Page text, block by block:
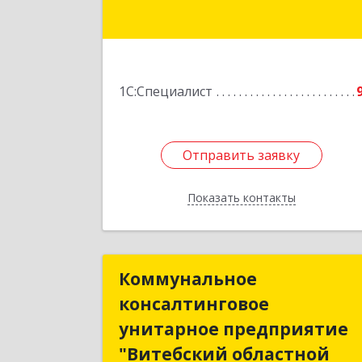
1С:Специалист
Отправить заявку
Показать контакты
Отправить заявку
Назад
Коммунальное
консалтинговое
унитарное предприятие
"Витебский областной
Коммунальное
консалтинговое
унитарное предприятие
"Витебский областной